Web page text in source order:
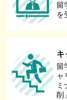
留
を
キ
留
ャ
ミ
削